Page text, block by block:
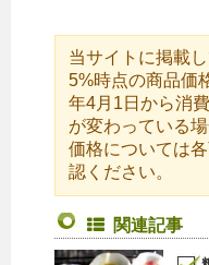
当サイトに掲載
5%時点の商品価
年4月1日から消
が変わっている
価格については
認ください。
関連記事